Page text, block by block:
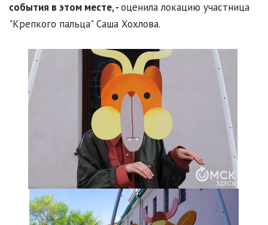
события в этом месте, -оценила локацию участница
"Крепкого пальца" Саша Хохлова.